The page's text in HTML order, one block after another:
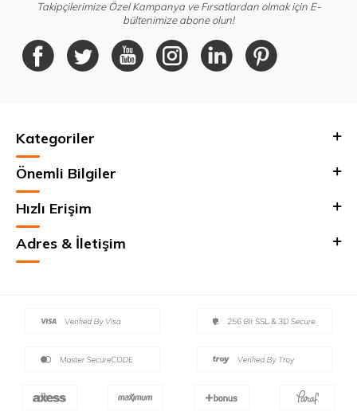
Takipçilerimize Özel Kampanya ve Fırsatlardan olmak için E-
bültenimize abone olun!
Kategoriler
Önemli Bilgiler
Hızlı Erişim
Adres & İletişim